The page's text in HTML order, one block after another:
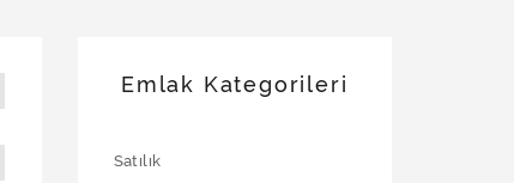
Emlak Kategorileri
Satılık